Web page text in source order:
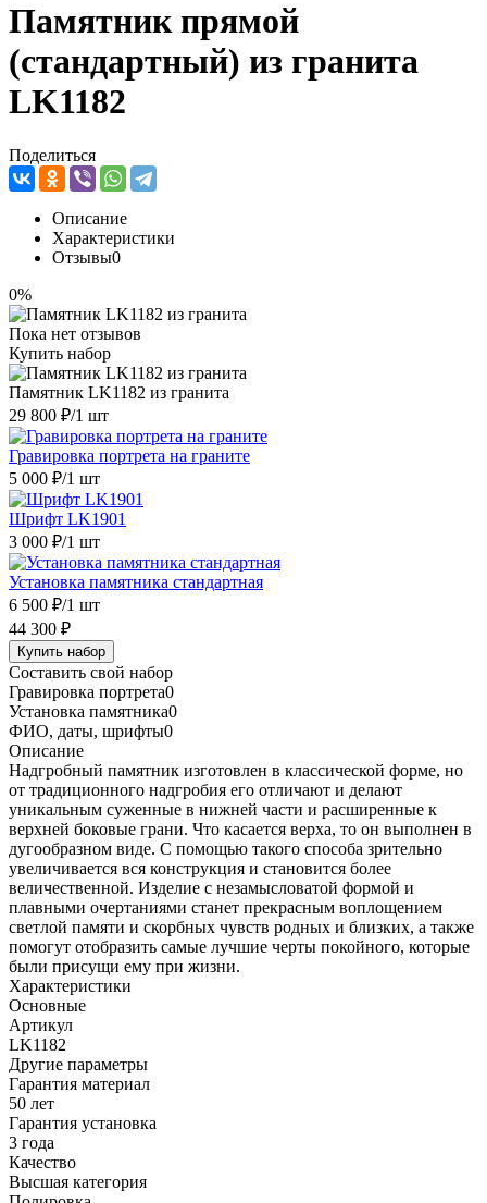
Памятник прямой
(стандартный) из гранита
LK1182
Поделиться
Описание
Характеристики
Отзывы0
0%
Пока нет отзывов
Купить набор
Памятник LK1182 из гранита
29 800 ₽/1 шт
Гравировка портрета на граните
5 000 ₽/1 шт
Шрифт LK1901
3 000 ₽/1 шт
Установка памятника стандартная
6 500 ₽/1 шт
44 300 ₽
Купить набор
Составить свой набор
Гравировка портрета0
Установка памятника0
ФИО, даты, шрифты0
Описание
Надгробный памятник изготовлен в классической форме, но
от традиционного надгробия его отличают и делают
уникальным суженные в нижней части и расширенные к
верхней боковые грани. Что касается верха, то он выполнен в
дугообразном виде. С помощью такого способа зрительно
увеличивается вся конструкция и становится более
величественной. Изделие с незамысловатой формой и
плавными очертаниями станет прекрасным воплощением
светлой памяти и скорбных чувств родных и близких, а также
помогут отобразить самые лучшие черты покойного, которые
были присущи ему при жизни.
Характеристики
Основные
Артикул
LK1182
Другие параметры
Гарантия материал
50 лет
Гарантия установка
3 года
Качество
Высшая категория